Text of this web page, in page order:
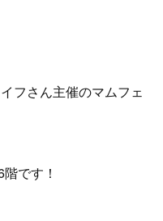
フさん主催のマムフェ
です！